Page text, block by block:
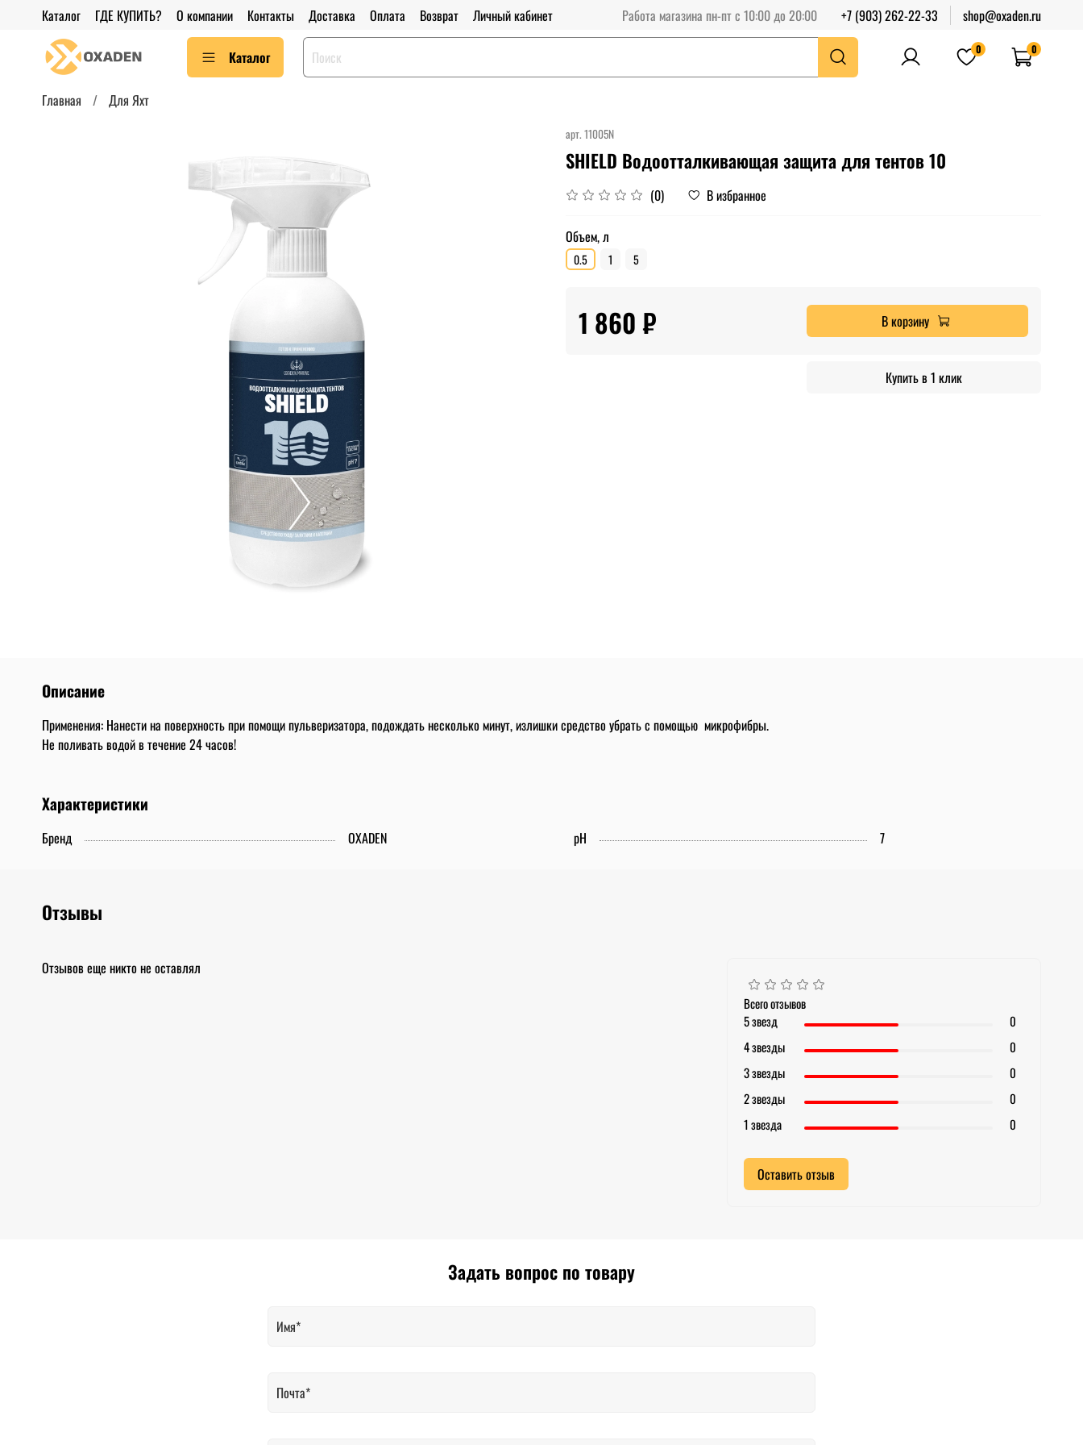
Каталог ГДЕ КУПИТЬ? О компании Контакты Доставка Оплата Возврат Личный кабинет Работа магазина пн-пт с 10:00 до 20:00 +7 (903) 262-22-33 shop@oxaden.ru
Каталог 0 0
Главная Для Яхт
арт. 11005N
SHIELD Водоотталкивающая защита для тентов 10
(0) В избранное
Объем, л
0.5 1 5
1 860 ₽ В корзину
Купить в 1 клик
Описание
Применения: Нанести на поверхность при помощи пульверизатора, подождать несколько минут, излишки средство убрать с помощью микрофибры.
Не поливать водой в течение 24 часов!
Характеристики
Бренд OXADEN pH 7
Отзывы
Отзывов еще никто не оставлял
Всего отзывов
5 звезд
0
4 звезды
0
3 звезды
0
2 звезды
0
1 звезда
0
Оставить отзыв
Задать вопрос по товару